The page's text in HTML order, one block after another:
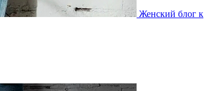
Женский блог к